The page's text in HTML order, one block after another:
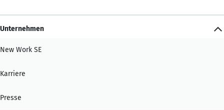
Unternehmen
New Work SE
Karriere
Presse